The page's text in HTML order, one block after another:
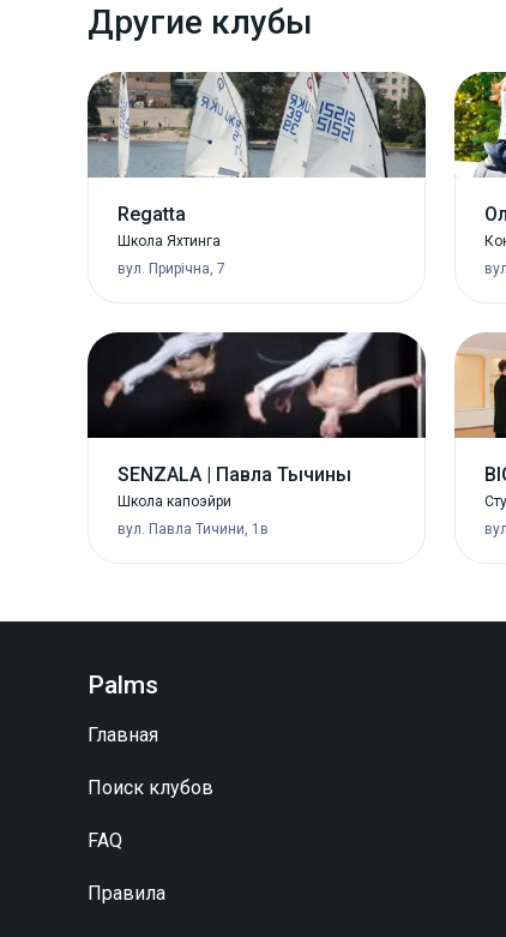
Другие клубы
Regatta
Школа Яхтинга
вул. Прирічна, 7
SENZALA | Павла Тычины
Школа капоэйри
вул. Павла Тичини, 1в
Palms
Главная
Поиск клубов
FAQ
Правила